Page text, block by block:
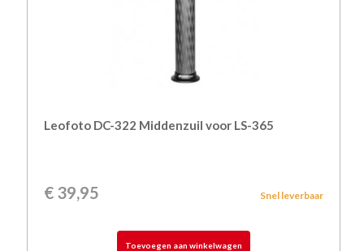
Leofoto DC-322 Middenzuil voor LS-365
€39,95 Snel leverbaar
Toevoegen aan winkelwagen